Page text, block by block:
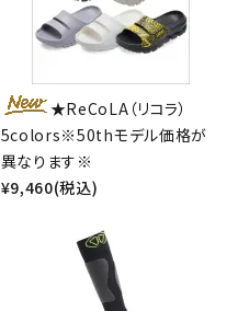
★ReCoLA（リコラ）
5colors※50thモデル価格が
異なります※
¥9,460(税込)